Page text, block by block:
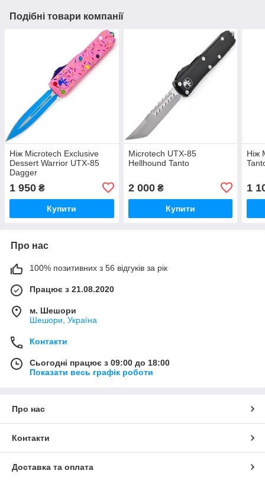
Подібні товари компанії
Ніж Microtech Exclusive
Dessert Warrior UTX-85
Dagger
1 950 ₴
Купити
Microtech UTX-85
Hellhound Tanto
2 000₴
Купити
Ніж
1
Про нас
100% позитивних з 56 відгуків за рік
Працює з 21.08.2020
м. Шешори
Шешори, Україна
Контакти
Сьогодні працює з 09:00 до 18:00
Показати весь графік роботи
Про нас
Контакти
Доставка та оплата